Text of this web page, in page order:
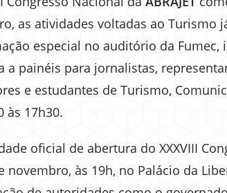
as atividades voltadas ao Turismo
especial no auditório da Fumec,
a painéis para jornalistas,
e estudantes de Turismo,
às 17h30.
oficial de abertura do XXXVIII
novembro, às 19h, no Palácio da